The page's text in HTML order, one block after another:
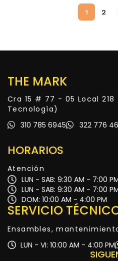
1 2
THE MARK
Cra 15 # 77 - 05 Local
Tecnología)
310 785 6945
322 776
HORARIOS
Atención
LUN - SAB: 9:30 AM - 7:00
LUN - SAB: 9:30 AM - 7:00
DOM: 10:00 AM - 4:00 PM
SERVICIO
Ensambles,
LUN - VI: 10:00 AM - 4:00 PM